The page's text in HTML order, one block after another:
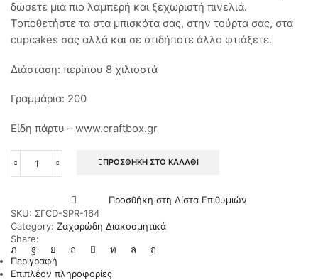
δώσετε μια πιο λαμπερή και ξεχωριστή πινελιά.
Τοποθετήστε τα στα μπισκότα σας, στην τούρτα σας, στα
cupcakes σας αλλά και σε οτιδήποτε άλλο φτιάξετε.
Διάσταση: περίπου 8 χιλιοστά
Γραμμάρια: 200
Είδη πάρτυ – www.craftbox.gr
Mini
διακοσμητικά
αστεράκια
για
γλυκά
8mm
200γρ.
ΠΡΟΣΘΉΚΗ ΣΤΟ ΚΑΛΆΘΙ
Προσθήκη στη Λίστα Επιθυμιών
SKU: ΣΓCD-SPR-164
Category: Ζαχαρώδη Διακοσμητικά
Share:
Περιγραφή
Επιπλέον πληροφορίες